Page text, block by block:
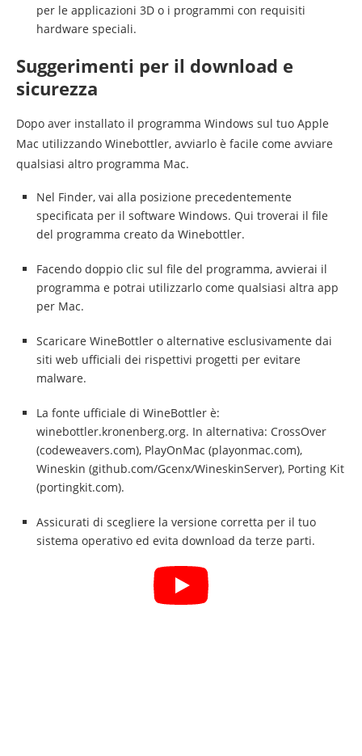
per le applicazioni 3D o i programmi con requisiti
hardware speciali.
Suggerimenti per il download e
sicurezza
Dopo aver installato il programma Windows sul tuo Apple
Mac utilizzando Winebottler, avviarlo è facile come avviare
qualsiasi altro programma Mac.
Nel Finder, vai alla posizione precedentemente
specificata per il software Windows. Qui troverai il file
del programma creato da Winebottler.
Facendo doppio clic sul file del programma, avvierai il
programma e potrai utilizzarlo come qualsiasi altra app
per Mac.
Scaricare WineBottler o alternative esclusivamente dai
siti web ufficiali dei rispettivi progetti per evitare
malware.
La fonte ufficiale di WineBottler è:
winebottler.kronenberg.org. In alternativa: CrossOver
(codeweavers.com), PlayOnMac (playonmac.com),
Wineskin (github.com/Gcenx/WineskinServer), Porting Kit
(portingkit.com).
Assicurati di scegliere la versione corretta per il tuo
sistema operativo ed evita download da terze parti.